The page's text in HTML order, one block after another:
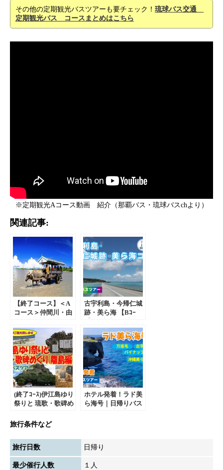
その他の定期観光バスツアーも要チェック！ 琉球バス交通
定期観光バス コースまとめはこちら
※定期観光Aコース動画 紹介（那覇バス・琉球バスchより）
関連記事:
【終了コース】＜A
コース＞仲間川・由
表島の大自然を一日
で満喫！｜西表島観
光 日帰りバスツア
ー
古宇利島・今帰仁城
跡・美ら海 【Bｺｰ
通 沖縄 定期観光
バスで行く日帰りバ
スツアー
(終了ｺｰｽ)伊江島ゆり
祭りと 琉歌・歌碑め
りバスツアー
ホテル発着！ラド美
ら海号｜日帰りバス
旅行条件など
旅行日数 日帰り
最少催行人数 １人